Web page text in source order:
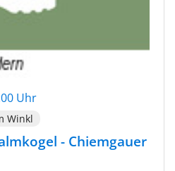
Uhr
Winkl
- Chiemgauer